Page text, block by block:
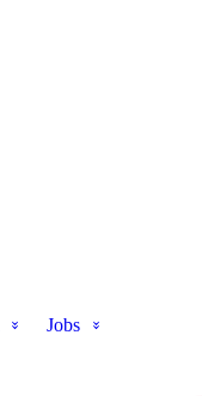
Jobs